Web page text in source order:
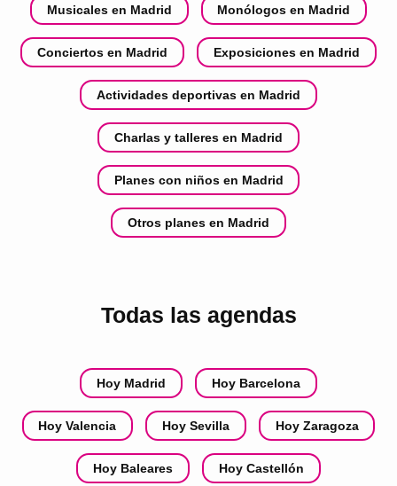
Musicales en Madrid Monólogos en Madrid
Conciertos en Madrid Exposiciones en Madrid
Actividades deportivas en Madrid
Charlas y talleres en Madrid
Planes con niños en Madrid
Otros planes en Madrid
Todas las agendas
Hoy Madrid Hoy Barcelona
Hoy Valencia Hoy Sevilla Hoy Zaragoza
Hoy Baleares Hoy Castellón